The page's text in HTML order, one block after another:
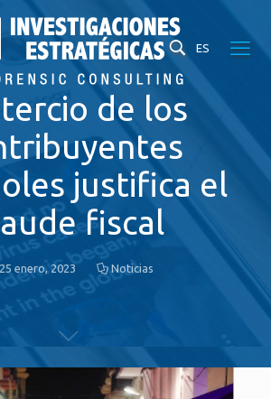
ES
de los
justifica el
fiscal
25 enero, 2023 Noticias